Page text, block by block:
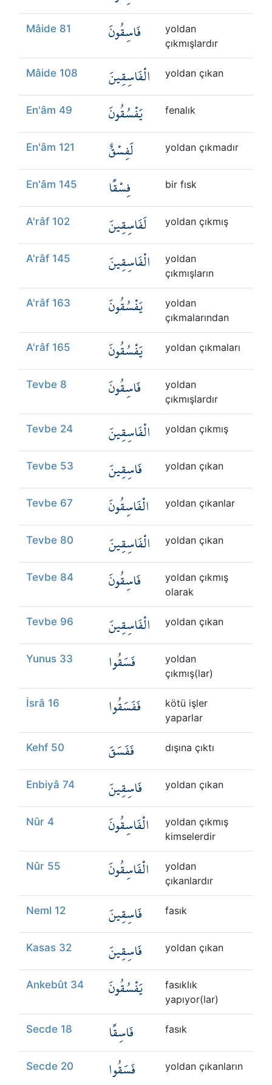
Mâide 81 فَاسِقُونَ
yoldan
çıkmışlardır
Mâide 108 الْفَاسِقِينَ yoldan çıkan
En'âm 49 يَفْسُقُونَ fenalık
En'âm 121 لَفِسْقٌ yoldan çıkmadır
En'âm 145 فِسْقًا bir fısk
A'râf 102 لَفَاسِقِينَ yoldan çıkmış
A'râf 145 الْفَاسِقِينَ
yoldan
çıkmışların
A'râf 163 يَفْسُقُونَ
yoldan
çıkmalarından
A'râf 165 يَفْسُقُونَ yoldan çıkmaları
Tevbe 8 فَاسِقُونَ
yoldan
çıkmışlardır
Tevbe 24 الْفَاسِقِينَ yoldan çıkmış
Tevbe 53 فَاسِقِينَ yoldan çıkan
Tevbe 67 الْفَاسِقُونَ yoldan çıkanlar
Tevbe 80 الْفَاسِقِينَ yoldan çıkan
Tevbe 84 فَاسِقُونَ
yoldan çıkmış
olarak
Tevbe 96 الْفَاسِقِينَ yoldan çıkan
Yunus 33 فَسَقُوا
yoldan
çıkmış(lar)
İsrâ 16 فَفَسَقُوا
kötü işler
yaparlar
Kehf 50 فَفَسَقَ dışına çıktı
Enbiyâ 74 فَاسِقِينَ yoldan çıkan
Nûr 4 الْفَاسِقُونَ
yoldan çıkmış
kimselerdir
Nûr 55 الْفَاسِقُونَ
yoldan
çıkanlardır
Neml 12 فَاسِقِينَ fasık
Kasas 32 فَاسِقِينَ yoldan çıkan
Ankebût 34 يَفْسُقُونَ
fasıklık
yapıyor(lar)
Secde 18 فَاسِقًا fasık
Secde 20 فَسَقُوا yoldan çıkanların